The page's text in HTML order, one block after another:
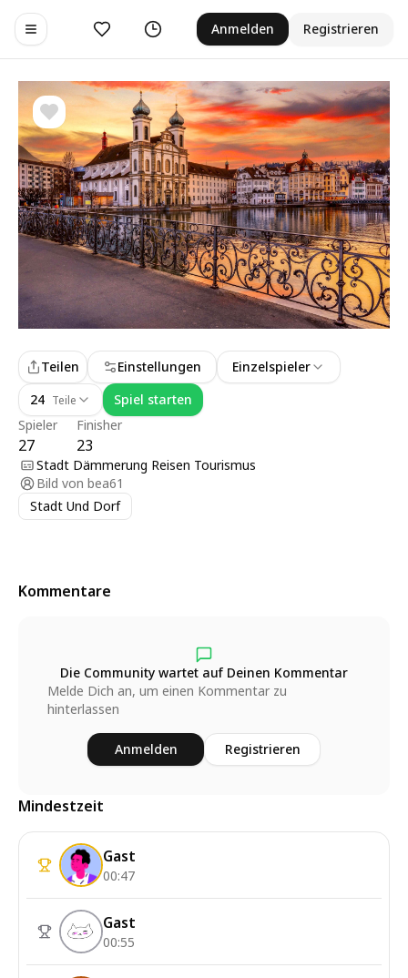
Toggle navigation menu
Gefällt mirVerlauf Anmelden Registrieren
Spieler
27
Finisher
23
Teilen Einstellungen
Einzelspieler
24 Teile Spiel starten
Stadt Dämmerung Reisen Tourismus
Bild von bea61
Stadt Und Dorf
Kommentare
Die Community wartet auf Deinen Kommentar
Melde Dich an, um einen Kommentar zu
hinterlassen
Anmelden Registrieren
Mindestzeit
Gast
00:47
Gast
00:55